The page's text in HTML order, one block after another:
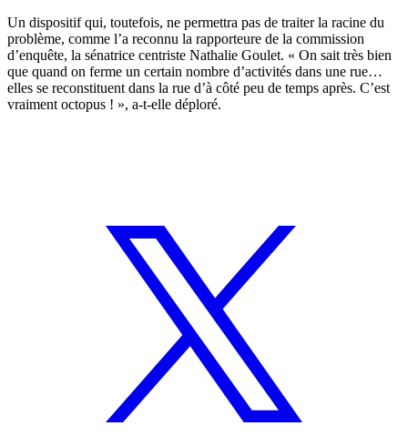
Un dispositif qui, toutefois, ne permettra pas de traiter la racine du
problème, comme l’a reconnu la rapporteure de la commission
d’enquête, la sénatrice centriste Nathalie Goulet. « On sait très bien
que quand on ferme un certain nombre d’activités dans une rue…
elles se reconstituent dans la rue d’à côté peu de temps après. C’est
vraiment octopus ! », a-t-elle déploré.